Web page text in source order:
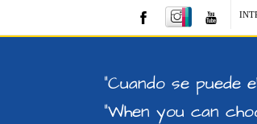
"Cuando se puede
"When you can